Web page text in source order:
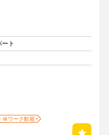
ト
Ｗワーク歓迎